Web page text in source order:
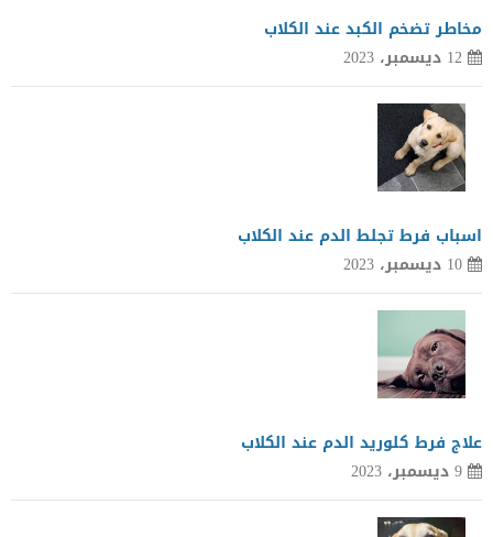
مخاطر تضخم الكبد عند الكلاب
12 ديسمبر، 2023
اسباب فرط تجلط الدم عند الكلاب
10 ديسمبر، 2023
علاج فرط كلوريد الدم عند الكلاب
9 ديسمبر، 2023